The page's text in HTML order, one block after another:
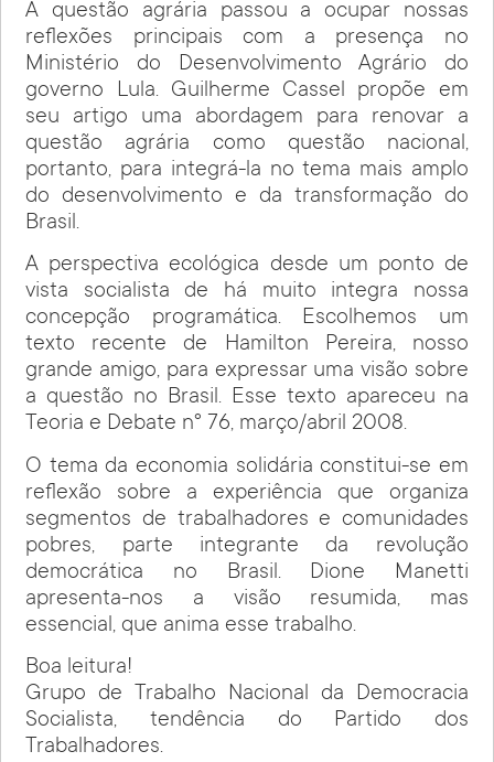
A questão agrária passou a ocupar nossas
reflexões principais com a presença no
Ministério do Desenvolvimento Agrário do
governo Lula. Guilherme Cassel propõe em
seu artigo uma abordagem para renovar a
questão agrária como questão nacional,
portanto, para integrá-la no tema mais amplo
do desenvolvimento e da transformação do
Brasil.
A perspectiva ecológica desde um ponto de
vista socialista de há muito integra nossa
concepção programática. Escolhemos um
texto recente de Hamilton Pereira, nosso
grande amigo, para expressar uma visão sobre
a questão no Brasil. Esse texto apareceu na
Teoria e Debate n° 76, março/abril 2008.
O tema da economia solidária constitui-se em
reflexão sobre a experiência que organiza
segmentos de trabalhadores e comunidades
pobres, parte integrante da revolução
democrática no Brasil. Dione Manetti
apresenta-nos a visão resumida, mas
essencial, que anima esse trabalho.
Boa leitura!
Grupo de Trabalho Nacional da Democracia
Socialista, tendência do Partido dos
Trabalhadores.